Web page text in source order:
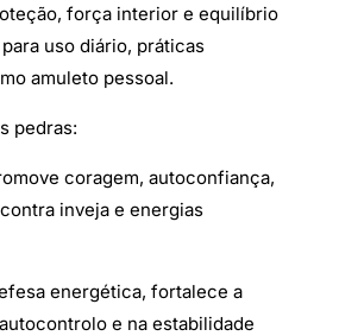
força interior e equilíbrio
uso diário, práticas
amuleto pessoal.
pedras:
coragem, autoconfiança,
inveja e energias
energética, fortalece a
e na estabilidade